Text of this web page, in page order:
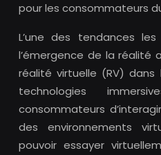
pour les consommateurs
L’une des tendances
l’émergence de la réalité
réalité virtuelle (RV)
technologies
consommateurs
des environnements
pouvoir essayer